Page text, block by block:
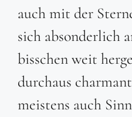
auch mit der
sich absonderlich
bisschen weit
durchaus
meistens auch